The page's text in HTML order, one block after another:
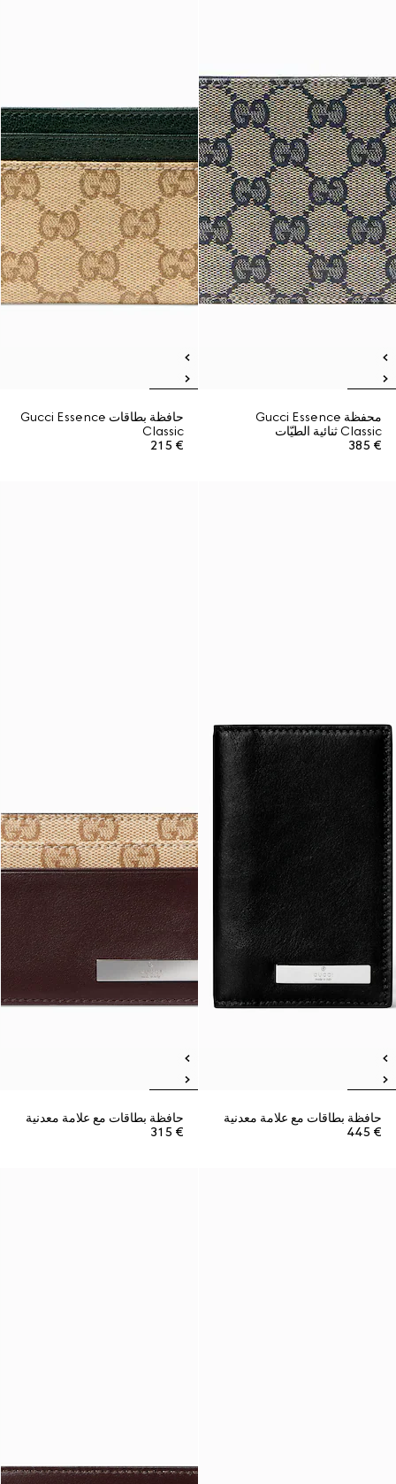
محفظة Gucci Essence
Classic ثنائية الطيّات
€ 385
حافظة بطاقات Gucci Essence
Classic
€ 215
حافظة بطاقات مع علامة معدنية
€ 445
حافظة بطاقات مع علامة معدنية
€ 315